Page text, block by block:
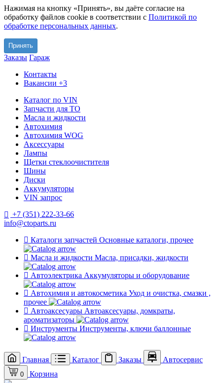
Нажимая на кнопку «Принять», вы даёте согласие на
обработку файлов cookie в соответствии с Политикой по
обработке персональных данных.
Принять
Заказы Гараж
Контакты
Вакансии +3
Каталог по VIN
Запчасти для ТО
Масла и жидкости
Автохимия
Автохимия WOG
Аксессуары
Лампы
Щетки стеклоочистителя
Шины
Диски
Аккумуляторы
VIN запрос
+7 (351) 222-33-66
info@ctoparts.ru
Каталоги запчастей Основные каталоги, прочее
Масла и жидкости Масла, присадки, жидкости
Автоэлектрика Аккумуляторы и оборудование
Автохимия и автокосметика Уход и очистка, смазки ,
прочее
Автоаксесуары Автоаксесуары, домкраты,
ароматизаторы
Инструменты Инструменты, ключи баллонные
Главная Каталог Заказы Автосервис
0 Корзина